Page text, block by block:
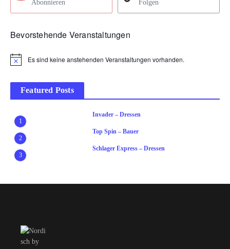
Abonnieren
Folgen
Bevorstehende Veranstaltungen
HinweisEs sind keine anstehenden Veranstaltungen vorhanden.
Featured Posts
1
Invader – Dressen
2
Top Spin – Bauer
3
Schlager Express – Dressen